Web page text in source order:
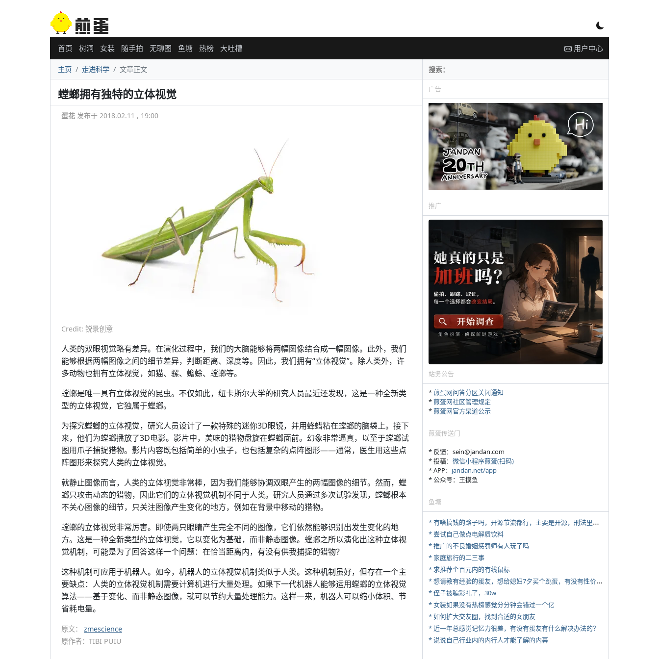
首页 树洞 女装 随手拍 无聊图 鱼塘 热榜 大吐槽 用户中心
主页 走进科学 文章正文
螳螂拥有独特的立体视觉
蛋花 发布于 2018.02.11 , 19:00
Credit: 锐景创意
人类的双眼视觉略有差异。在演化过程中，我们的大脑能够将两幅图像结合成一幅图像。此外，我们
能够根据两幅图像之间的细节差异，判断距离、深度等。因此，我们拥有“立体视觉”。除人类外，许
多动物也拥有立体视觉，如猫、骡、蟾蜍、螳螂等。
螳螂是唯一具有立体视觉的昆虫。不仅如此，纽卡斯尔大学的研究人员最近还发现，这是一种全新类
型的立体视觉，它独属于螳螂。
为探究螳螂的立体视觉，研究人员设计了一款特殊的迷你3D眼镜，并用蜂蜡粘在螳螂的脑袋上。接下
来，他们为螳螂播放了3D电影。影片中，美味的猎物盘旋在螳螂面前。幻象非常逼真，以至于螳螂试
图用爪子捕捉猎物。影片内容既包括简单的小虫子，也包括复杂的点阵图形——通常，医生用这些点
阵图形来探究人类的立体视觉。
就静止图像而言，人类的立体视觉非常棒，因为我们能够协调双眼产生的两幅图像的细节。然而，螳
螂只攻击动态的猎物，因此它们的立体视觉机制不同于人类。研究人员通过多次试验发现，螳螂根本
不关心图像的细节，只关注图像产生变化的地方，例如在背景中移动的猎物。
螳螂的立体视觉非常厉害。即使两只眼睛产生完全不同的图像，它们依然能够识别出发生变化的地
方。这是一种全新类型的立体视觉，它以变化为基础，而非静态图像。螳螂之所以演化出这种立体视
觉机制，可能是为了回答这样一个问题：在恰当距离内，有没有供我捕捉的猎物？
这种机制可应用于机器人。如今，机器人的立体视觉机制类似于人类。这种机制虽好，但存在一个主
要缺点：人类的立体视觉机制需要计算机进行大量处理。如果下一代机器人能够运用螳螂的立体视觉
算法——基于变化、而非静态图像，就可以节约大量处理能力。这样一来，机器人可以缩小体积、节
省耗电量。
原文： zmescience
原作者：TIBI PUIU
广告
推广
站务公告
*煎蛋网问答分区关闭通知
*煎蛋网社区管理规定
*煎蛋网官方渠道公示
煎蛋传送门
* 反馈：sein@jandan.com
* 投稿： 微信小程序煎蛋(扫码)
* APP： jandan.net/app
* 公众号：王摸鱼
鱼塘
*
有啥搞钱的路子吗，开源节流都行，主要是开源，刑法里的咱不做
* 尝试自己做点电解质饮料
* 推广的不良婚姻惩罚师有人玩了吗
* 家庭旅行的二三事
* 求推荐个百元内的有线鼠标
*
想请教有经验的蛋友，想给媳妇7夕买个跳蛋，有没有性价比高的推荐
* 侄子被骗彩礼了，30w
* 女装如果没有热榜感觉分分钟会错过一个亿
* 如何扩大交友圈，找到合适的女朋友
* 近一年总感觉记忆力很差，有没有蛋友有什么解决办法的？
* 说说自己行业内的内行人才能了解的内幕